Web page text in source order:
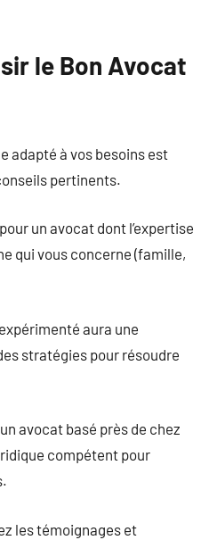
le Bon Avocat
adapté à vos besoins est
pertinents.
un avocat dont l’expertise
qui vous concerne (famille,
aura une
stratégies pour résoudre
avocat basé près de chez
compétent pour
les témoignages et